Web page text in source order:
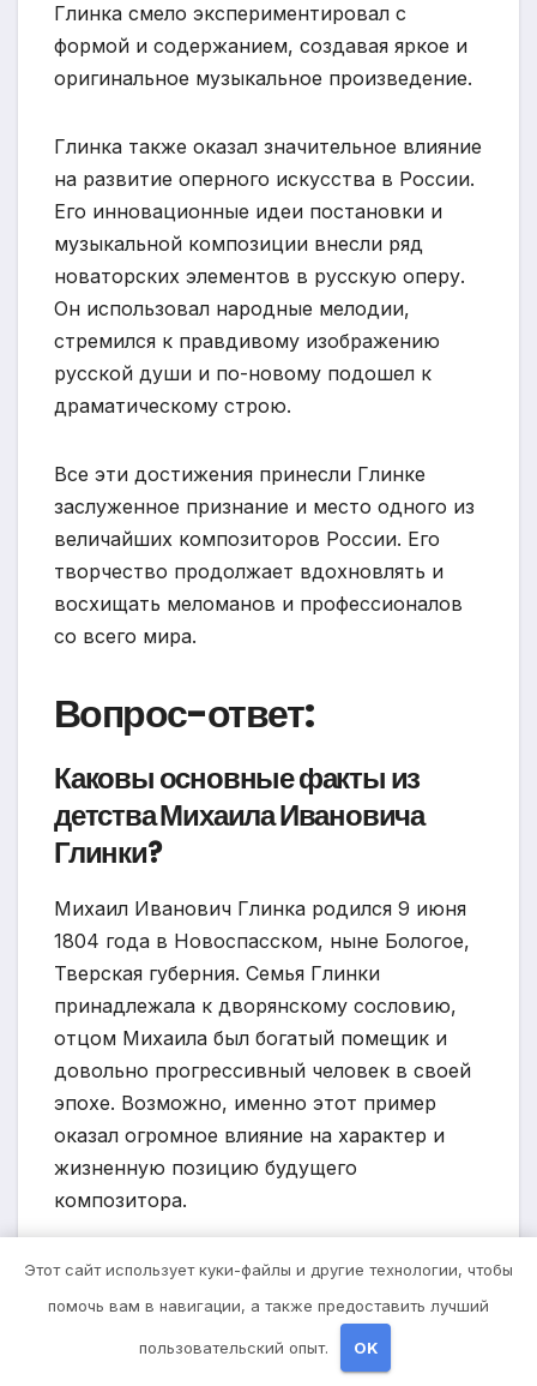
Глинка смело экспериментировал с
формой и содержанием, создавая яркое и
оригинальное музыкальное произведение.
Глинка также оказал значительное влияние
на развитие оперного искусства в России.
Его инновационные идеи постановки и
музыкальной композиции внесли ряд
новаторских элементов в русскую оперу.
Он использовал народные мелодии,
стремился к правдивому изображению
русской души и по-новому подошел к
драматическому строю.
Все эти достижения принесли Глинке
заслуженное признание и место одного из
величайших композиторов России. Его
творчество продолжает вдохновлять и
восхищать меломанов и профессионалов
со всего мира.
Вопрос-ответ:
Каковы основные факты из
детства Михаила Ивановича
Глинки?
Михаил Иванович Глинка родился 9 июня
1804 года в Новоспасском, ныне Бологое,
Тверская губерния. Семья Глинки
принадлежала к дворянскому сословию,
отцом Михаила был богатый помещик и
довольно прогрессивный человек в своей
эпохе. Возможно, именно этот пример
оказал огромное влияние на характер и
жизненную позицию будущего
композитора.
В чем заключаются основные
творческие достижения
Михаила Глинки?
Этот сайт использует куки-файлы и другие технологии, чтобы
помочь вам в навигации, а также предоставить лучший
пользовательский опыт. OK